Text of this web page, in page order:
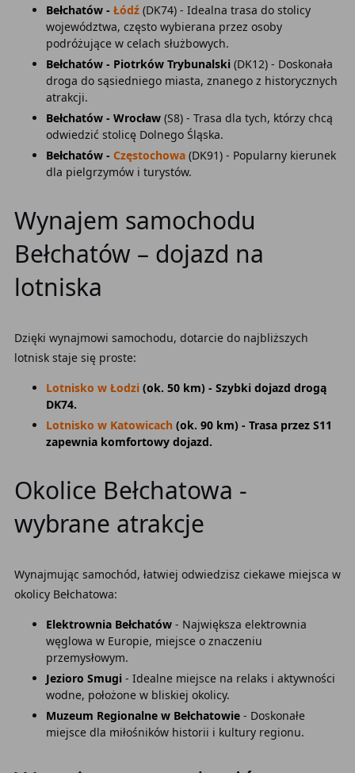
Bełchatów - Łódź(DK74) - Idealna trasa do stolicy
województwa, często wybierana przez osoby
podróżujące w celach służbowych.
Bełchatów - Piotrków Trybunalski(DK12) - Doskonała
droga do sąsiedniego miasta, znanego z historycznych
atrakcji.
Bełchatów - Wrocław(S8) - Trasa dla tych, którzy chcą
odwiedzić stolicę Dolnego Śląska.
Bełchatów - Częstochowa(DK91) - Popularny kierunek
dla pielgrzymów i turystów.
Wynajem samochodu
Bełchatów – dojazd na
lotniska
Dzięki wynajmowi samochodu, dotarcie do najbliższych
lotnisk staje się proste:
Lotnisko w Łodzi(ok. 50 km) - Szybki dojazd drogą
DK74.
Lotnisko w Katowicach (ok. 90 km) - Trasa przez S11
zapewnia komfortowy dojazd.
Okolice Bełchatowa -
wybrane atrakcje
Wynajmując samochód, łatwiej odwiedzisz ciekawe miejsca w
okolicy Bełchatowa:
Elektrownia Bełchatów- Największa elektrownia
węglowa w Europie, miejsce o znaczeniu
przemysłowym.
Jezioro Smugi- Idealne miejsce na relaks i aktywności
wodne, położone w bliskiej okolicy.
Muzeum Regionalne w Bełchatowie- Doskonałe
miejsce dla miłośników historii i kultury regionu.